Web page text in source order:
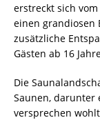
erstreckt sich
einen grandiosen
zusätzliche
Gästen ab 16
Die
Saunen, darunter
versprechen